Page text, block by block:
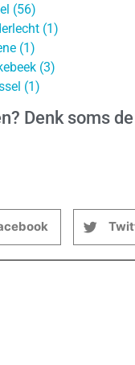
(56)
(1)
(1)
(3)
(1)
Denk soms